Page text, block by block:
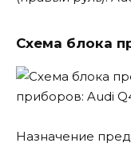
Схема блока
Назначение